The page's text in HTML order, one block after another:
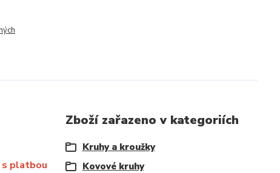
s platbou
Zboží zařazeno v kategoriích
Kruhy a kroužky
Kovové kruhy